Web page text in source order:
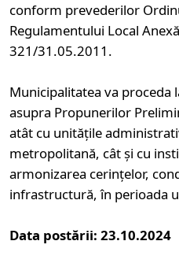
conform prevederilor
Regulamentului Local
321/31.05.2011.
Municipalitatea va
asupra Propunerilor
atât cu unitățile
metropolitană, cât și cu
armonizarea cerințelor,
infrastructură, în perioada
Data postării: 23.10.2024